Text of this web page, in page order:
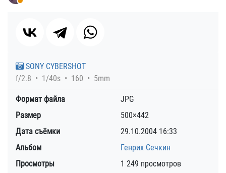
SONY CYBERSHOT
f/2.8
1/40s 160 5mm
Формат файла
JPG
Размер
500×442
Дата съёмки
29.10.2004 16:33
Альбом
Генрих Сечкин
Просмотры
1 249 просмотров